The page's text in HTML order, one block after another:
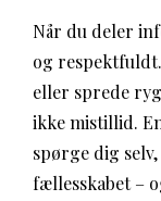
Når du deler
og
eller sprede
ikke mistillid.
spørge dig
fællesskabet –